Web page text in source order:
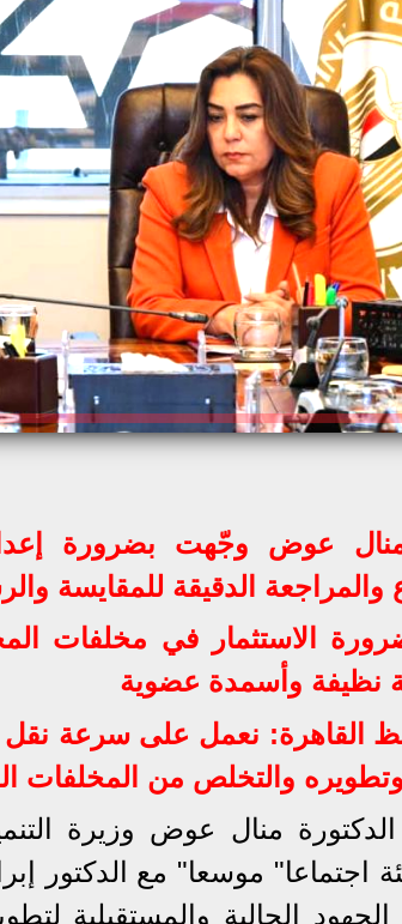
عوض وجّهت بضرورة
الدقيقة للمقايسة
الاستثمار في مخلفات
نظيفة وأسمدة عضوية
القاهرة: نعمل على سرعة نقل
منال عوض وزيرة
اجتماعا" موسعا" مع الدكتور
الحالية والمستقبلية